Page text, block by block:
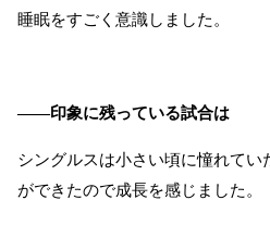
睡眠をすごく意識しました。
――印象に残っている試合は
シングルスは小さい頃に憧れてい
ができたので成長を感じました。